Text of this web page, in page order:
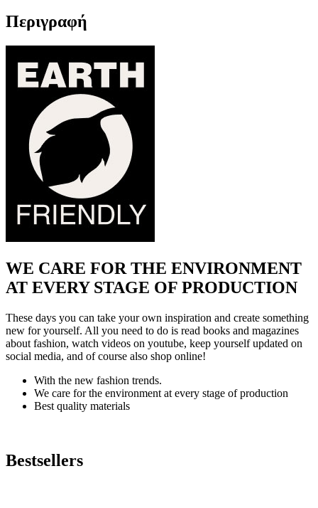
Περιγραφή
WE CARE FOR THE ENVIRONMENT
AT EVERY STAGE OF PRODUCTION
These days you can take your own inspiration and create something
new for yourself. All you need to do is read books and magazines
about fashion, watch videos on youtube, keep yourself updated on
social media, and of course also shop online!
With the new fashion trends.
We care for the environment at every stage of production
Best quality materials
Bestsellers